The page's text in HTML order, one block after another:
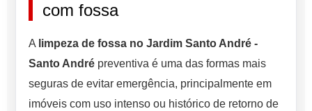
com fossa
A limpeza de fossa no Jardim Santo André -
Santo André preventiva é uma das formas mais
seguras de evitar emergência, principalmente em
imóveis com uso intenso ou histórico de retorno de